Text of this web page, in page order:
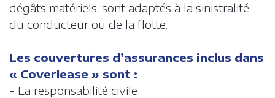
dégâts matériels, sont adaptés à la sinistralité
du conducteur ou de la flotte.
Les couvertures d’assurances inclus dans
« Coverlease » sont :
- La responsabilité civile